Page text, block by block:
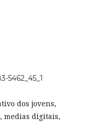
5462_45_1
dos jovens,
medias digitais,